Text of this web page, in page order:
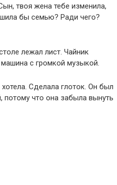
твоя жена тебе изменила,
бы семью? Ради чего?
лежал лист. Чайник
с громкой музыкой.
Сделала глоток. Он был
потому что она забыла вынуть